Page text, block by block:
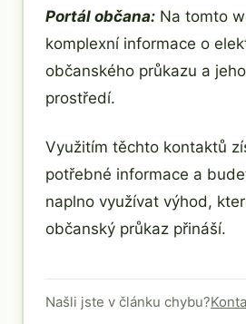
Portál občana: Na tomto
komplexní informace o
občanského průkazu a
prostředí.
Využitím těchto kontaktů
potřebné informace a
naplno využívat výhod,
občanský průkaz přináší.
Našli jste v článku chybu?